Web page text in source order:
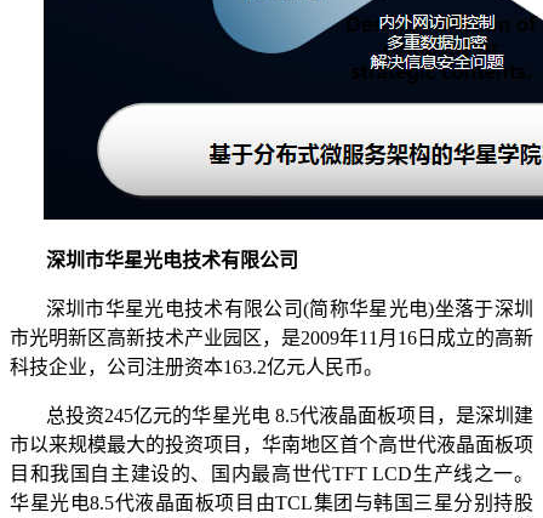
深圳市华星光电技术有限公司
深圳市华星光电技术有限公司(简称华星光电)坐落于深圳
市光明新区高新技术产业园区，是2009年11月16日成立的高新
科技企业，公司注册资本163.2亿元人民币。
总投资245亿元的华星光电 8.5代液晶面板项目，是深圳建
市以来规模最大的投资项目，华南地区首个高世代液晶面板项
目和我国自主建设的、国内最高世代TFT LCD生产线之一。
华星光电8.5代液晶面板项目由TCL集团与韩国三星分别持股